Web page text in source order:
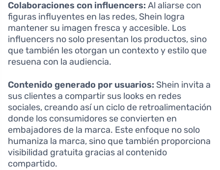
Colaboraciones con influencers: Al aliarse con
figuras influyentes en las redes, Shein logra
mantener su imagen fresca y accesible. Los
influencers no solo presentan los productos, sino
que también les otorgan un contexto y estilo que
resuena con la audiencia.
Contenido generado por usuarios: Shein invita a
sus clientes a compartir sus looks en redes
sociales, creando así un ciclo de retroalimentación
donde los consumidores se convierten en
embajadores de la marca. Este enfoque no solo
humaniza la marca, sino que también proporciona
visibilidad gratuita gracias al contenido
compartido.